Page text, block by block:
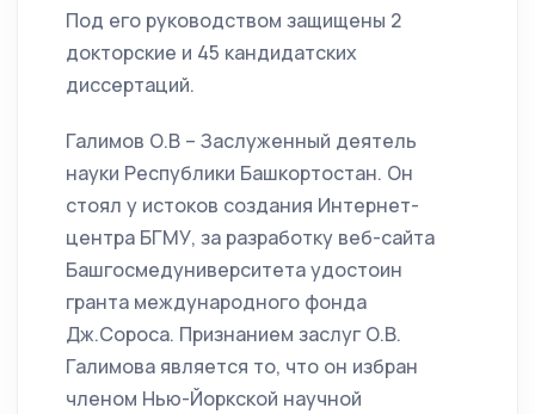
Под его руководством защищены 2
докторские и 45 кандидатских
диссертаций.
Галимов О.В – Заслуженный деятель
науки Республики Башкортостан. Он
стоял у истоков создания Интернет-
центра БГМУ, за разработку веб-сайта
Башгосмедуниверситета удостоин
гранта международного фонда
Дж.Сороса. Признанием заслуг О.В.
Галимова является то, что он избран
членом Нью-Йоркской научной